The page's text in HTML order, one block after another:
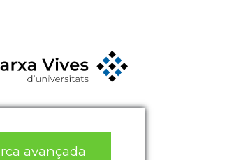
avançada